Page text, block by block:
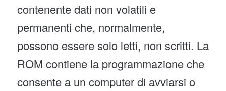
contenente dati non volatili e
permanenti che, normalmente,
possono essere solo letti, non scritti. La
ROM contiene la programmazione che
consente a un computer di avviarsi o